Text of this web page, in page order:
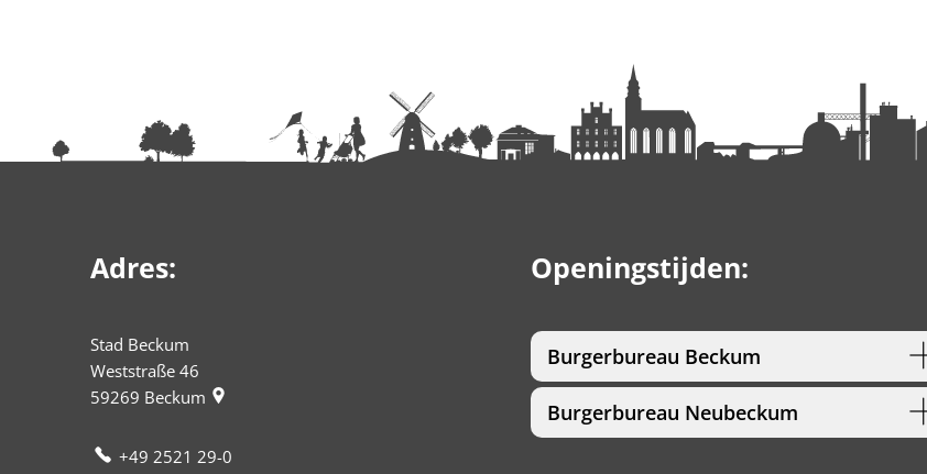
Adres:
Stad Beckum
Weststraße 46
59269 Beckum
+49 2521 29-0
Openingstijden:
Burgerbureau Beckum
Burgerbureau Neubeckum